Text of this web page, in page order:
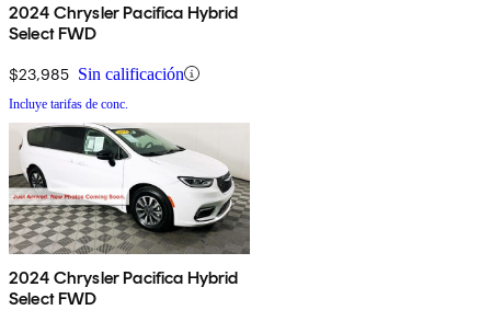
2024 Chrysler Pacifica Hybrid
Select FWD
$23,985 Sin calificación
Incluye tarifas de conc.
2024 Chrysler Pacifica Hybrid
Select FWD